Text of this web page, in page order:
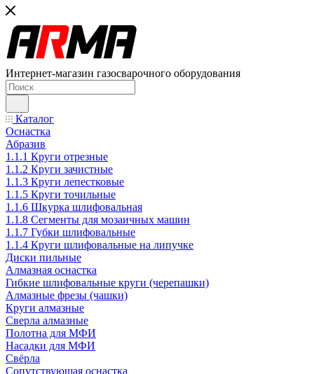
Интернет-магазин газосварочного оборудования
Каталог
Оснастка
Абразив
1.1.1 Круги отрезные
1.1.2 Круги зачистные
1.1.3 Круги лепестковые
1.1.5 Круги точильные
1.1.6 Шкурка шлифовальная
1.1.8 Сегменты для мозаичных машин
1.1.7 Губки шлифовальные
1.1.4 Круги шлифовальные на липучке
Диски пильные
Алмазная оснастка
Гибкие шлифовальные круги (черепашки)
Алмазные фрезы (чашки)
Круги алмазные
Сверла алмазные
Полотна для МФИ
Насадки для МФИ
Свёрла
Сопутствующая оснастка